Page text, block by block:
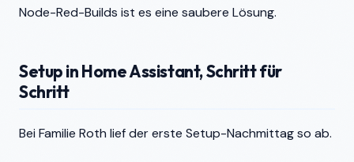
Node-Red-Builds ist es eine saubere Lösung.
Setup in Home Assistant, Schritt für
Schritt
Bei Familie Roth lief der erste Setup-Nachmittag so ab.